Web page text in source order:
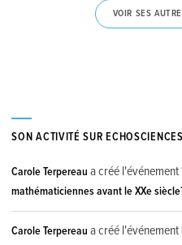
VOIR SES
SON ACTIVITÉ SUR ECHOSCIENCES
Carole Terpereau a créé l'événement
mathématiciennes avant le XXe
Carole Terpereau a créé l'événement